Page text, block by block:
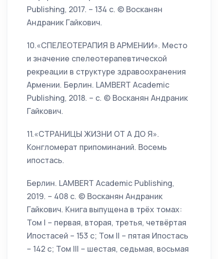
Publishing, 2017. – 134 с. © Восканян
Андраник Гайкович.
10.«СПЕЛЕОТЕРАПИЯ В АРМЕНИИ». Место
и значение спелеотерапевтической
рекреации в структуре здравоохранения
Армении. Берлин. LAMBERT Academic
Publishing, 2018. – с. © Восканян Андраник
Гайкович.
11.«СТРАНИЦЫ ЖИЗНИ ОТ А ДО Я».
Конгломерат припоминаний. Восемь
ипостась.
Берлин. LAMBERT Academic Publishing,
2019. – 408 с. © Восканян Андраник
Гайкович. Книга выпущена в трёх томах:
Том I – первая, вторая, третья, четвёртая
Ипостасей – 153 с; Том II – пятая Ипостась
– 142 с; Том III – шестая, седьмая, восьмая